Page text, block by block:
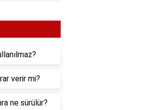
verir mi?
ne sürülür?